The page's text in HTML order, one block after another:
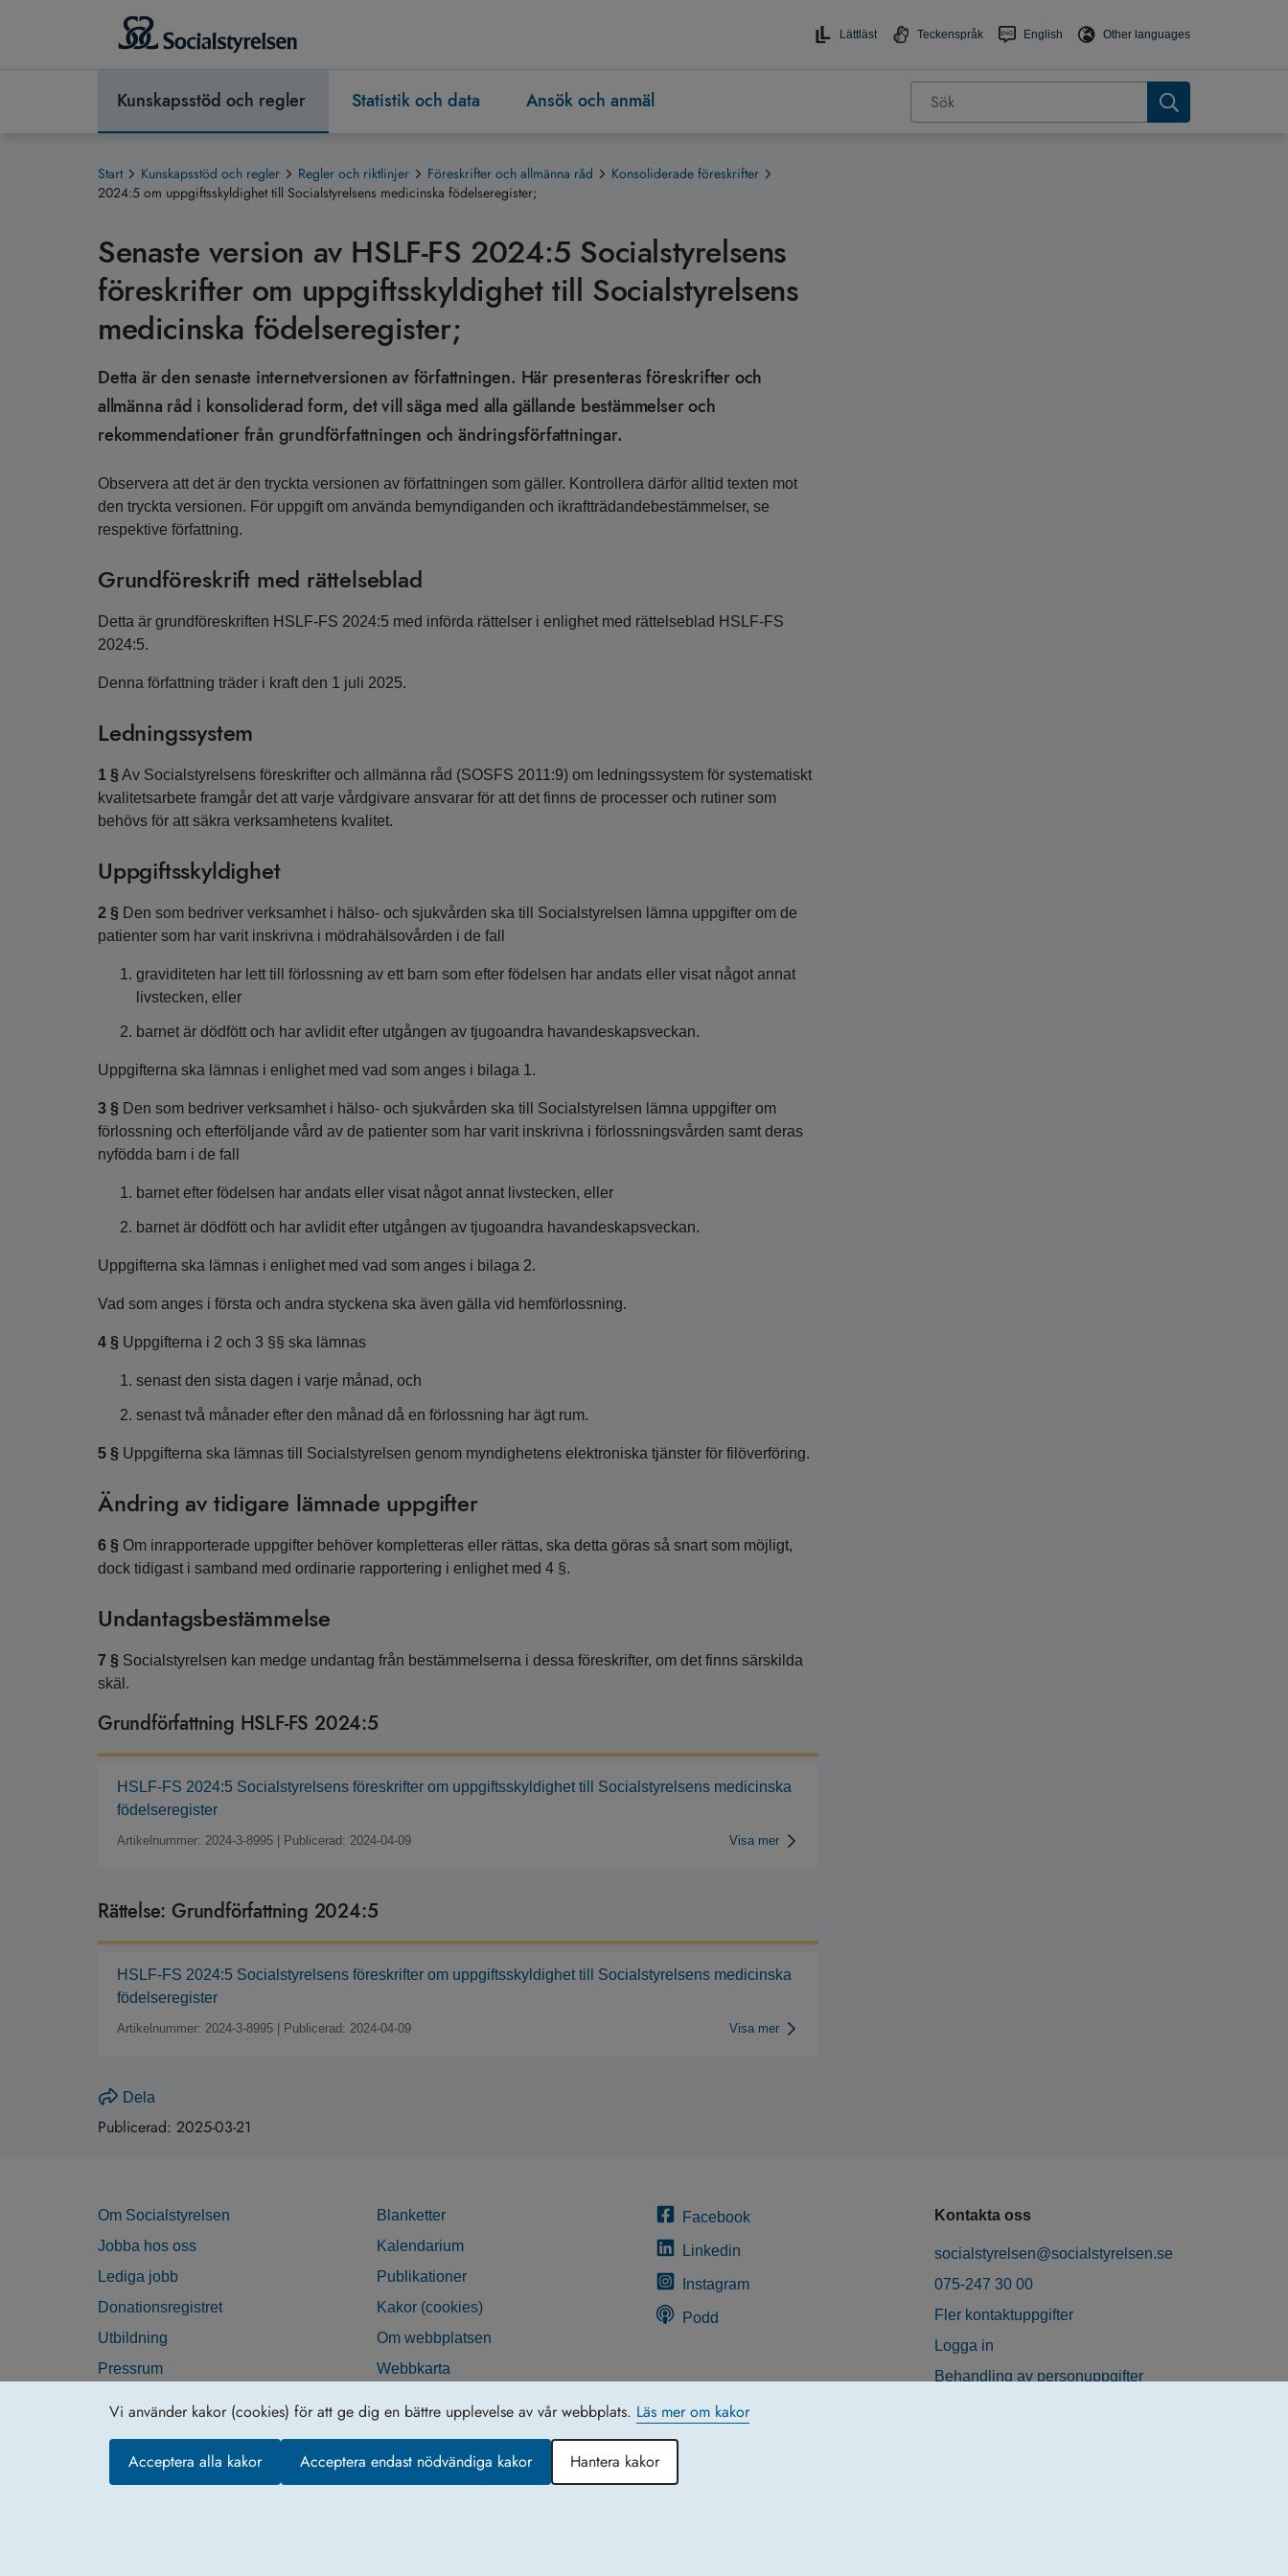
Vi använder kakor (cookies) för att ge dig en bättre upplevelse av vår webbplats. Läs mer om kakor
Acceptera alla kakor Acceptera endast nödvändiga kakor Hantera kakor
Lättläst Teckenspråk English Other languages
Kunskapsstöd och regler Statistik och data Ansök och anmäl
Start Kunskapsstöd och regler Regler och riktlinjer Föreskrifter och allmänna råd
Konsoliderade föreskrifter
2024:5 om uppgiftsskyldighet till Socialstyrelsens medicinska födelseregister;
Senaste version av HSLF-FS 2024:5 Socialstyrelsens
föreskrifter om uppgiftsskyldighet till Socialstyrelsens
medicinska födelseregister;
Detta är den senaste internetversionen av författningen. Här presenteras föreskrifter och
allmänna råd i konsoliderad form, det vill säga med alla gällande bestämmelser och
rekommendationer från grundförfattningen och ändringsförfattningar.
Observera att det är den tryckta versionen av författningen som gäller. Kontrollera därför alltid texten mot
den tryckta versionen. För uppgift om använda bemyndiganden och ikraftträdandebestämmelser, se
respektive författning.
Grundföreskrift med rättelseblad
Detta är grundföreskriften HSLF-FS 2024:5 med införda rättelser i enlighet med rättelseblad HSLF-FS
2024:5.
Denna författning träder i kraft den 1 juli 2025.
Ledningssystem
1 § Av Socialstyrelsens föreskrifter och allmänna råd (SOSFS 2011:9) om ledningssystem för systematiskt
kvalitetsarbete framgår det att varje vårdgivare ansvarar för att det finns de processer och rutiner som
behövs för att säkra verksamhetens kvalitet.
Uppgiftsskyldighet
2 § Den som bedriver verksamhet i hälso- och sjukvården ska till Socialstyrelsen lämna uppgifter om de
patienter som har varit inskrivna i mödrahälsovården i de fall
graviditeten har lett till förlossning av ett barn som efter födelsen har andats eller visat något annat
livstecken, eller
barnet är dödfött och har avlidit efter utgången av tjugoandra havandeskapsveckan.
Uppgifterna ska lämnas i enlighet med vad som anges i bilaga 1.
3 § Den som bedriver verksamhet i hälso- och sjukvården ska till Socialstyrelsen lämna uppgifter om
förlossning och efterföljande vård av de patienter som har varit inskrivna i förlossningsvården samt deras
nyfödda barn i de fall
barnet efter födelsen har andats eller visat något annat livstecken, eller
barnet är dödfött och har avlidit efter utgången av tjugoandra havandeskapsveckan.
Uppgifterna ska lämnas i enlighet med vad som anges i bilaga 2.
Vad som anges i första och andra styckena ska även gälla vid hemförlossning.
4 § Uppgifterna i 2 och 3 §§ ska lämnas
senast den sista dagen i varje månad, och
senast två månader efter den månad då en förlossning har ägt rum.
5 § Uppgifterna ska lämnas till Socialstyrelsen genom myndighetens elektroniska tjänster för filöverföring.
Ändring av tidigare lämnade uppgifter
6 § Om inrapporterade uppgifter behöver kompletteras eller rättas, ska detta göras så snart som möjligt,
dock tidigast i samband med ordinarie rapportering i enlighet med 4 §.
Undantagsbestämmelse
7 § Socialstyrelsen kan medge undantag från bestämmelserna i dessa föreskrifter, om det finns särskilda
skäl.
Grundförfattning HSLF-FS 2024:5
HSLF-FS 2024:5 Socialstyrelsens föreskrifter om uppgiftsskyldighet till Socialstyrelsens medicinska
födelseregister
Artikelnummer: 2024-3-8995 Publicerad: 2024-04-09 Visa mer
Rättelse: Grundförfattning 2024:5
HSLF-FS 2024:5 Socialstyrelsens föreskrifter om uppgiftsskyldighet till Socialstyrelsens medicinska
födelseregister
Artikelnummer: 2024-3-8995 Publicerad: 2024-04-09 Visa mer
Dela
Publicerad: 2025-03-21
Om Socialstyrelsen
Jobba hos oss
Lediga jobb
Donationsregistret
Utbildning
Pressrum
Blanketter
Kalendarium
Publikationer
Kakor (cookies)
Om webbplatsen
Webbkarta
Facebook
Linkedin
Instagram
Podd
Kontakta oss
socialstyrelsen@socialstyrelsen.se
075-247 30 00
Fler kontaktuppgifter
Logga in
Behandling av personuppgifter